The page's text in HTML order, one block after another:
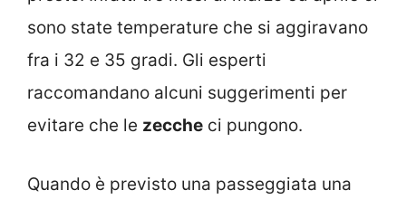
sono state temperature che si aggiravano
fra i 32 e 35 gradi. Gli esperti
raccomandano alcuni suggerimenti per
evitare che le zecche ci pungono.
Quando è previsto una passeggiata una